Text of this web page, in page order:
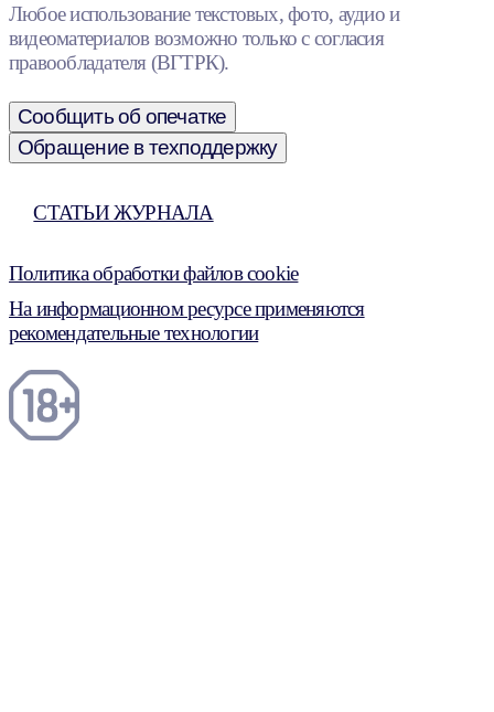
Любое использование текстовых, фото, аудио и
видеоматериалов возможно только с согласия
правообладателя (ВГТРК).
Сообщить об опечатке
Обращение в техподдержку
СТАТЬИ ЖУРНАЛА
Политика обработки файлов cookie
На информационном ресурсе применяются
рекомендательные технологии